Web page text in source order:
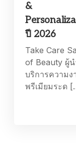
&
ปี 2026
Take Care
of Beauty ผู้น
บริการความง
พรีเมียมระด